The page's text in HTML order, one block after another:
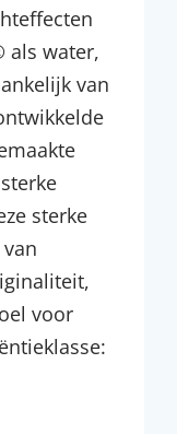
als water,
van
sterke
voor